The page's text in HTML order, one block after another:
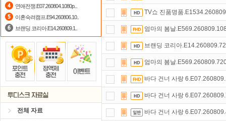
연애전쟁.E07.260804.1080p...
이혼숙려캠프.E94.260806.10..
브랜딩 코리아.E14.260809.1..
전체 자료
TV쇼 진품명품
엄마의 봄날
브랜딩 코리아
엄마의 봄날
바다 건너 사랑
바다 건너 사랑
바다 건너 사랑